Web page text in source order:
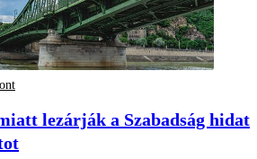
lezárják a Szabadság hidat